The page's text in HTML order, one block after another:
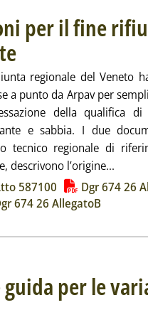
per il fine
. Pubblicata lunedì 20 luglio 2026 alle
regionale del Veneto
a punto da Arpav per
della qualifica
e sabbia. I due
tecnico regionale di
descrivono l’origine...
587100
Dgr 674 26
674 26 AllegatoB
per le
Sostanziali e non
venerdì 17 luglio 2026 alle 16.59.